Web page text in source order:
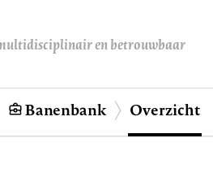
en betrouwbaar
Banenbank Overzicht